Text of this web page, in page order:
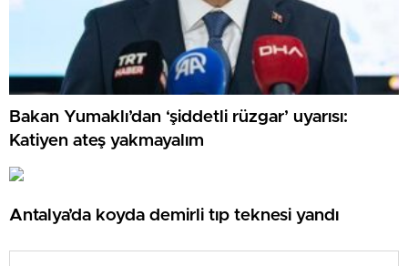
Bakan Yumaklı’dan ‘şiddetli rüzgar’ uyarısı:
Katiyen ateş yakmayalım
Antalya’da koyda demirli tıp teknesi yandı